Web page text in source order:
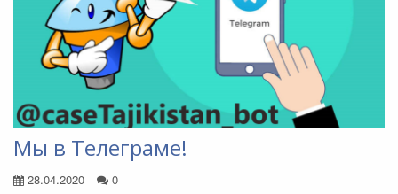
Мы в Телеграме!
28.04.2020 0